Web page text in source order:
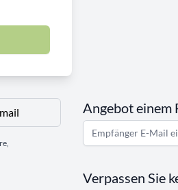
Angebot einem
Verpassen Sie